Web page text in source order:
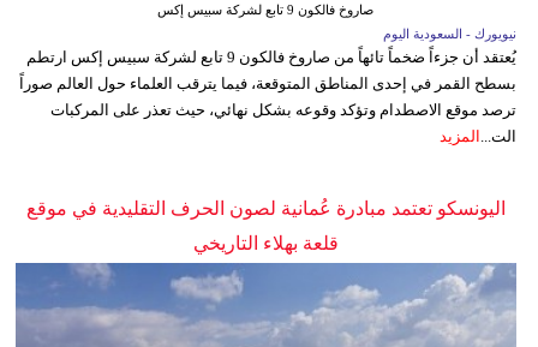
صاروخ فالكون 9 تابع لشركة سبيس إكس
نيويورك - السعودية اليوم
يُعتقد أن جزءاً ضخماً تائهاً من صاروخ فالكون 9 تابع لشركة سبيس إكس ارتطم
بسطح القمر في إحدى المناطق المتوقعة، فيما يترقب العلماء حول العالم صوراً
ترصد موقع الاصطدام وتؤكد وقوعه بشكل نهائي، حيث تعذر على المركبات
الت...
المزيد
اليونسكو تعتمد مبادرة عُمانية لصون الحرف التقليدية في موقع
قلعة بهلاء التاريخي